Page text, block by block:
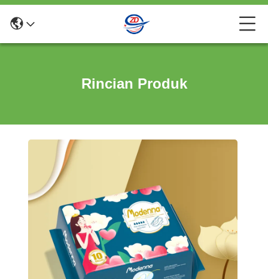
Rincian Produk